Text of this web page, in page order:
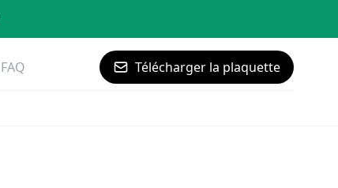
FAQ Télécharger la plaquette